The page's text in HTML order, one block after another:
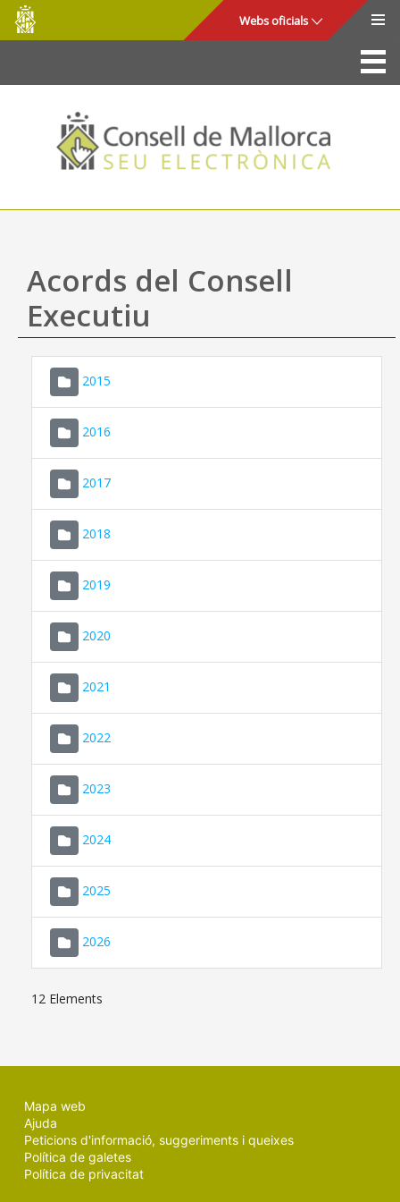
Salta al contingut principal
Consell
de
Mallorca
Webs oficials
La Seu
Consell de Mallorca
Accés i seguretat
Utilitats
Ajuda
Acords del Consell
Executiu
2015
2016
2017
2018
2019
2020
2021
2022
2023
2024
2025
2026
12 Elements
Mapa web
Ajuda
Peticions d'informació, suggeriments i queixes
Política de galetes
Política de privacitat